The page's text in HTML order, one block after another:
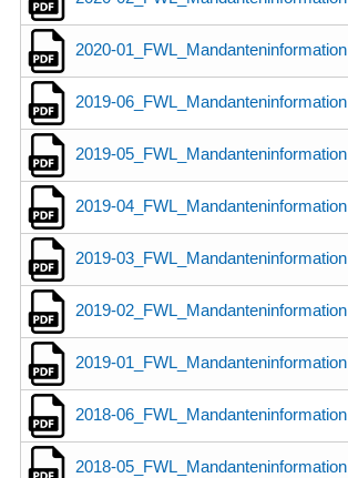
2020-01_FWL_Mandanteninformation
2019-06_FWL_Mandanteninformation
2019-05_FWL_Mandanteninformation
2019-04_FWL_Mandanteninformation
2019-03_FWL_Mandanteninformation
2019-02_FWL_Mandanteninformation
2019-01_FWL_Mandanteninformation
2018-06_FWL_Mandanteninformation
2018-05_FWL_Mandanteninformation